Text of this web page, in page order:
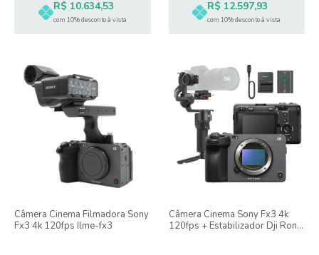
R$ 10.634,53
com 10% desconto à vista
R$ 12.597,93
com 10% desconto à vista
Câmera Cinema Filmadora Sony
Fx3 4k 120fps Ilme-fx3
Câmera Cinema Sony Fx3 4k
120fps + Estabilizador Dji Ronin